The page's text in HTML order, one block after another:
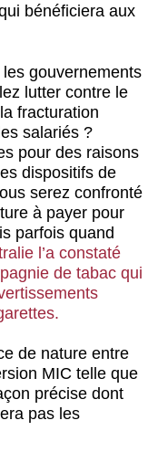
bénéficiera aux
gouvernements
lutter contre le
fracturation
salariés ?
pour des raisons
dispositifs de
serez confronté
à payer pour
parfois quand
l’a constaté
de tabac qui
de nature entre
MIC telle que
précise dont
pas les